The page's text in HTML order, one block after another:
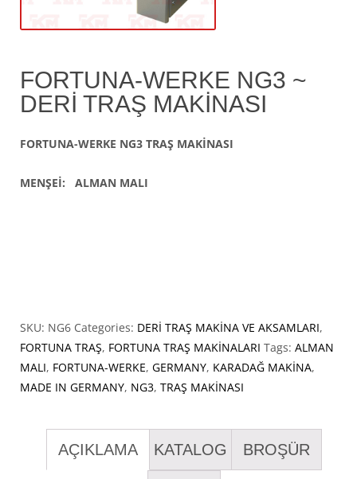
FORTUNA-WERKE NG3 ~
DERİ TRAŞ MAKİNASI
FORTUNA-WERKE NG3 TRAŞ MAKİNASI
MENŞEİ: ALMAN MALI
SKU: NG6 Categories: DERİ TRAŞ MAKİNA VE AKSAMLARI,
FORTUNA TRAŞ, FORTUNA TRAŞ MAKİNALARI Tags: ALMAN
MALI, FORTUNA-WERKE, GERMANY, KARADAĞ MAKİNA,
MADE IN GERMANY, NG3, TRAŞ MAKİNASI
AÇIKLAMA KATALOG BROŞÜR